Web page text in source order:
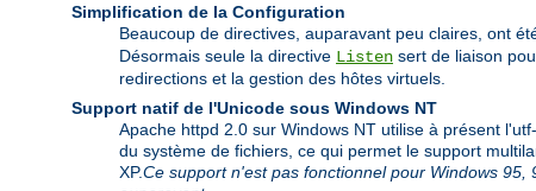
Simplification de la Configuration
Beaucoup de directives, auparavant peu claires, ont
Désormais seule la directive Listen sert de liaison
redirections et la gestion des hôtes virtuels.
Support natif de l'Unicode sous Windows NT
Apache httpd 2.0 sur Windows NT utilise à présent
du système de fichiers, ce qui permet le support
XP.Ce support n'est pas fonctionnel pour Windows